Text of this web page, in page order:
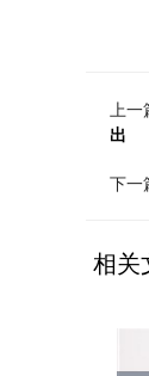
上一
出
下一
相关